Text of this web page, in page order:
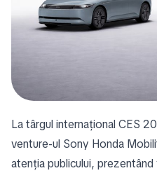
La târgul internațional CES
venture-ul Sony Honda
atenția publicului,